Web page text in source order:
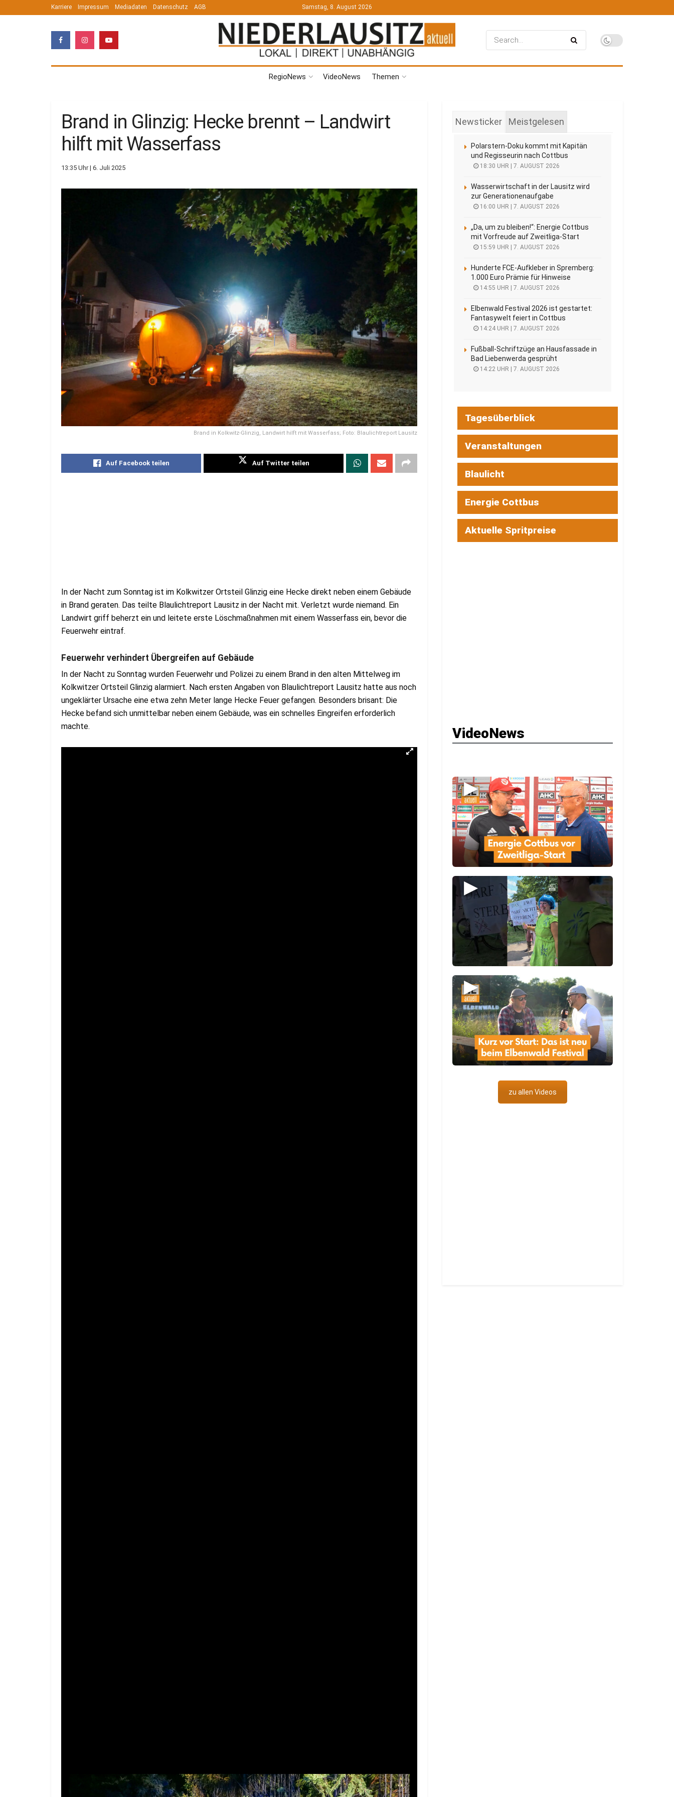
Karriere Impressum Mediadaten Datenschutz AGB Samstag, 8. August 2026
RegioNews VideoNews Themen
Brand in Glinzig: Hecke brennt – Landwirt
hilft mit Wasserfass
13:35 Uhr | 6. Juli 2025
Brand in Kolkwitz-Glinzig, Landwirt hilft mit Wasserfass; Foto: Blaulichtreport Lausitz
Auf Facebook teilen Auf Twitter teilen
In der Nacht zum Sonntag ist im Kolkwitzer Ortsteil Glinzig eine Hecke direkt neben einem Gebäude
in Brand geraten. Das teilte Blaulichtreport Lausitz in der Nacht mit. Verletzt wurde niemand. Ein
Landwirt griff beherzt ein und leitete erste Löschmaßnahmen mit einem Wasserfass ein, bevor die
Feuerwehr eintraf.
Feuerwehr verhindert Übergreifen auf Gebäude
In der Nacht zu Sonntag wurden Feuerwehr und Polizei zu einem Brand in den alten Mittelweg im
Kolkwitzer Ortsteil Glinzig alarmiert. Nach ersten Angaben von Blaulichtreport Lausitz hatte aus noch
ungeklärter Ursache eine etwa zehn Meter lange Hecke Feuer gefangen. Besonders brisant: Die
Hecke befand sich unmittelbar neben einem Gebäude, was ein schnelles Eingreifen erforderlich
machte.
Newsticker Meistgelesen
Polarstern-Doku kommt mit Kapitän
und Regisseurin nach Cottbus
18:30 UHR | 7. AUGUST 2026
Wasserwirtschaft in der Lausitz wird
zur Generationenaufgabe
16:00 UHR | 7. AUGUST 2026
„Da, um zu bleiben!“: Energie Cottbus
mit Vorfreude auf Zweitliga-Start
15:59 UHR | 7. AUGUST 2026
Hunderte FCE-Aufkleber in Spremberg:
1.000 Euro Prämie für Hinweise
14:55 UHR | 7. AUGUST 2026
Elbenwald Festival 2026 ist gestartet:
Fantasywelt feiert in Cottbus
14:24 UHR | 7. AUGUST 2026
Fußball-Schriftzüge an Hausfassade in
Bad Liebenwerda gesprüht
14:22 UHR | 7. AUGUST 2026
Tagesüberblick
Veranstaltungen
Blaulicht
Energie Cottbus
Aktuelle Spritpreise
VideoNews
▶
▶
▶
zu allen Videos